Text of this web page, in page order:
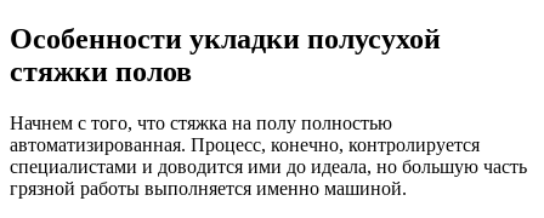
Особенности укладки полусухой
стяжки полов
Начнем с того, что стяжка на полу полностью
автоматизированная. Процесс, конечно, контролируется
специалистами и доводится ими до идеала, но большую часть
грязной работы выполняется именно машиной.